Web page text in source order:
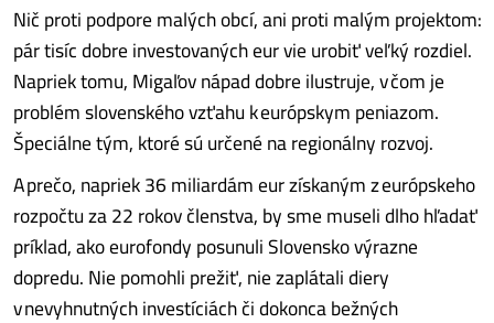
Nič proti podpore malých obcí, ani proti malým projektom:
pár tisíc dobre investovaných eur vie urobiť veľký rozdiel.
Napriek tomu, Migaľov nápad dobre ilustruje, v čom je
problém slovenského vzťahu k európskym peniazom.
Špeciálne tým, ktoré sú určené na regionálny rozvoj.
A prečo, napriek 36 miliardám eur získaným z európskeho
rozpočtu za 22 rokov členstva, by sme museli dlho hľadať
príklad, ako eurofondy posunuli Slovensko výrazne
dopredu. Nie pomohli prežiť, nie zaplátali diery
v nevyhnutných investíciách či dokonca bežných